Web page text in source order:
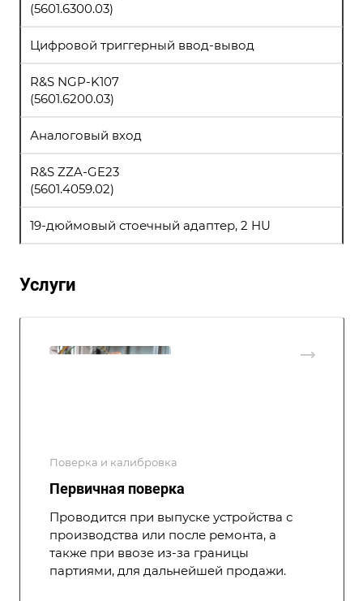
(5601.6300.03)
Цифровой триггерный ввод-вывод
R&S NGP-K107
(5601.6200.03)
Аналоговый вход
R&S ZZA-GE23
(5601.4059.02)
19-дюймовый стоечный адаптер, 2 HU
Услуги
Поверка и калибровка
Первичная поверка
Проводится при выпуске устройства с
производства или после ремонта, а
также при ввозе из-за границы
партиями, для дальнейшей продажи.